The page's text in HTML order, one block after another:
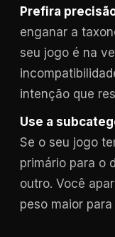
Prefira
enganar a
seu jogo é na
intenção que
Use a
Se o seu jogo
primário para o
outro. Você
peso maior